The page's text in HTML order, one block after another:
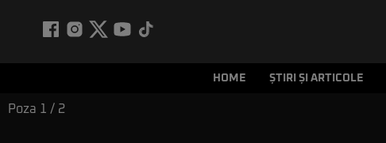
HOME ȘTIRI ȘI ARTICOLE
Poza 1 / 2